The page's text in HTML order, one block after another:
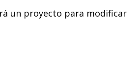
un proyecto para modificar